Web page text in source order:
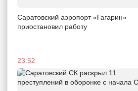
Саратовский аэропорт «Гагарин»
приостановил работу
23:52